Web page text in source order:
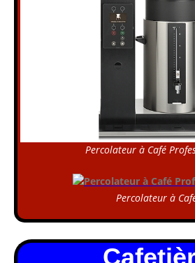
Percolateur à Café
Percolateur à